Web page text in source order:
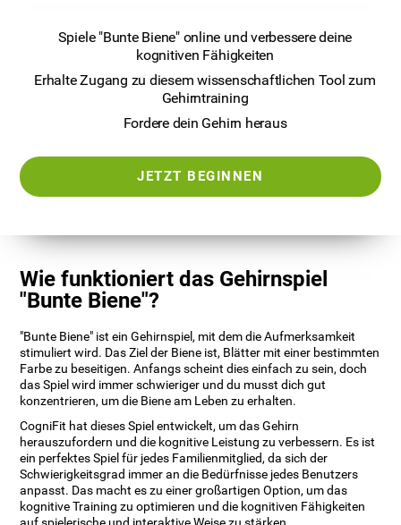
Spiele "Bunte Biene" online und verbessere deine
kognitiven Fähigkeiten
Erhalte Zugang zu diesem wissenschaftlichen Tool zum
Gehirntraining
Fordere dein Gehirn heraus
JETZT BEGINNEN
Wie funktioniert das Gehirnspiel
"Bunte Biene"?
"Bunte Biene" ist ein Gehirnspiel, mit dem die Aufmerksamkeit
stimuliert wird. Das Ziel der Biene ist, Blätter mit einer bestimmten
Farbe zu beseitigen. Anfangs scheint dies einfach zu sein, doch
das Spiel wird immer schwieriger und du musst dich gut
konzentrieren, um die Biene am Leben zu erhalten.
CogniFit hat dieses Spiel entwickelt, um das Gehirn
herauszufordern und die kognitive Leistung zu verbessern. Es ist
ein perfektes Spiel für jedes Familienmitglied, da sich der
Schwierigkeitsgrad immer an die Bedürfnisse jedes Benutzers
anpasst. Das macht es zu einer großartigen Option, um das
kognitive Training zu optimieren und die kognitiven Fähigkeiten